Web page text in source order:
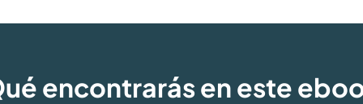
encontrarás en este